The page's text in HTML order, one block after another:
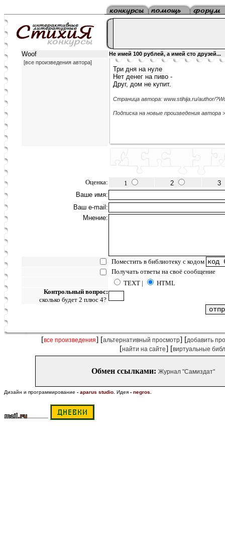
Woof
Не имей 100 рублей, а имей сто друзей...
[все произведения автора]
Три дня на нуле
Нет денег на пиво -
Друг, дом не купит.
Страница автора: www.stihija.ru/author/
Подписка на новые произведения автора
Оценка: 1 2
3
Ваше имя:
Ваш e-mail:
Мнение:
Поместить в библиотеку с кодом
Получать ответы на своё сообщение
TEXT |
HTML
Контрольный вопрос:
сколько будет 2 плюс 4?
[все произведения] [альтернативный просмотр] [добавить
[найти на сайте] [виртуальные
Обмен ссылками: Журнал "Самиздат"
Дизайн и программирование - aparus studio Идея - negros